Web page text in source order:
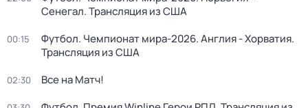
Сенегал. Трансляция из США
00:15
Футбол. Чемпионат мира-2026. Англия - Хорватия.
Трансляция из США
02:30 Все на Матч!